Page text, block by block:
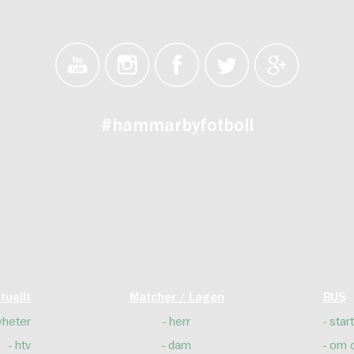
#hammarbyfotboll
htv
Matcher / Lagen
herr
dam
BUS
start
om